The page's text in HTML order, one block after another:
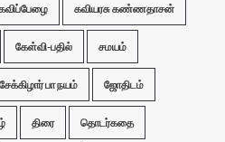
கவியரசு கண்ணதாசன்
கேள்வி-பதில் சமயம்
சேக்கிழார் பா நயம் ஜோதிடம்
திரை தொடர்கதை